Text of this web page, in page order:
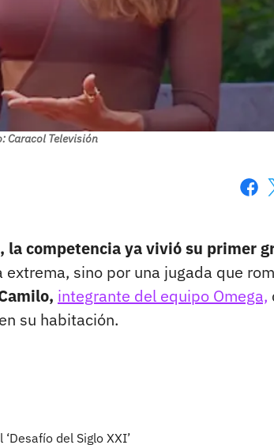
Caracol Televisión
competencia ya vivió su primer
sino por una jugada que
integrante del equipo Omega,
su habitación.
del Siglo XXI’